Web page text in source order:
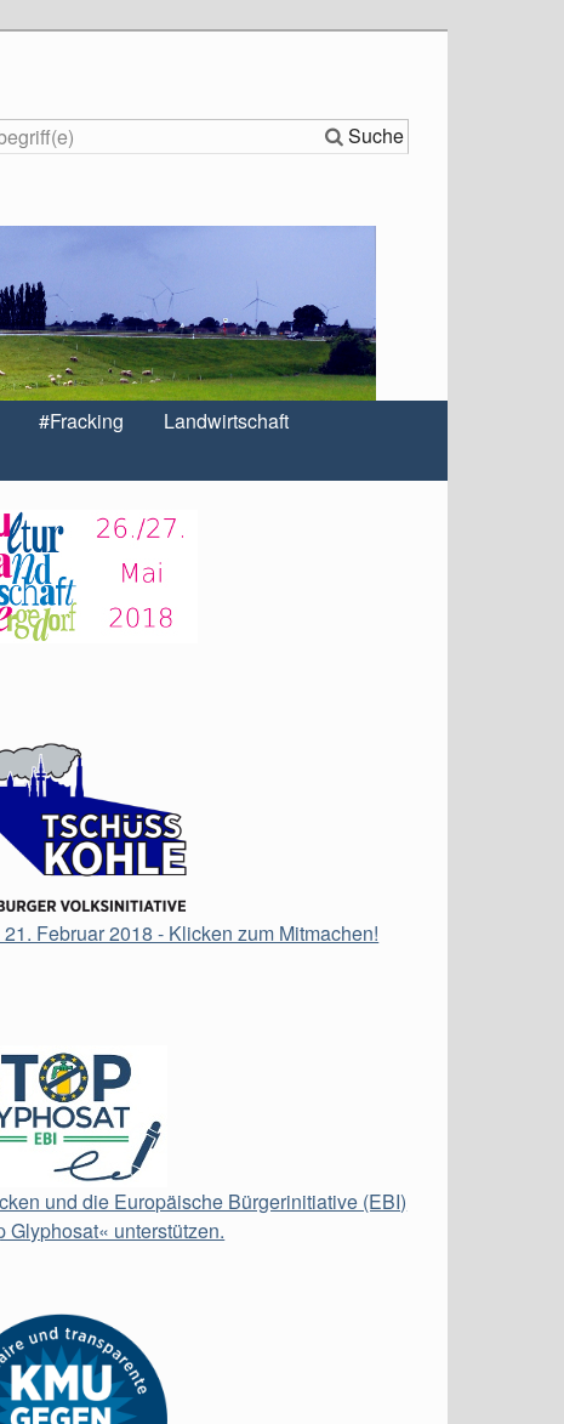
Suche
#Fracking
Landwirtschaft
21. Februar 2018 - Klicken zum Mitmachen!
und die Europäische Bürgerinitiative (EBI)
Glyphosat« unterstützen.